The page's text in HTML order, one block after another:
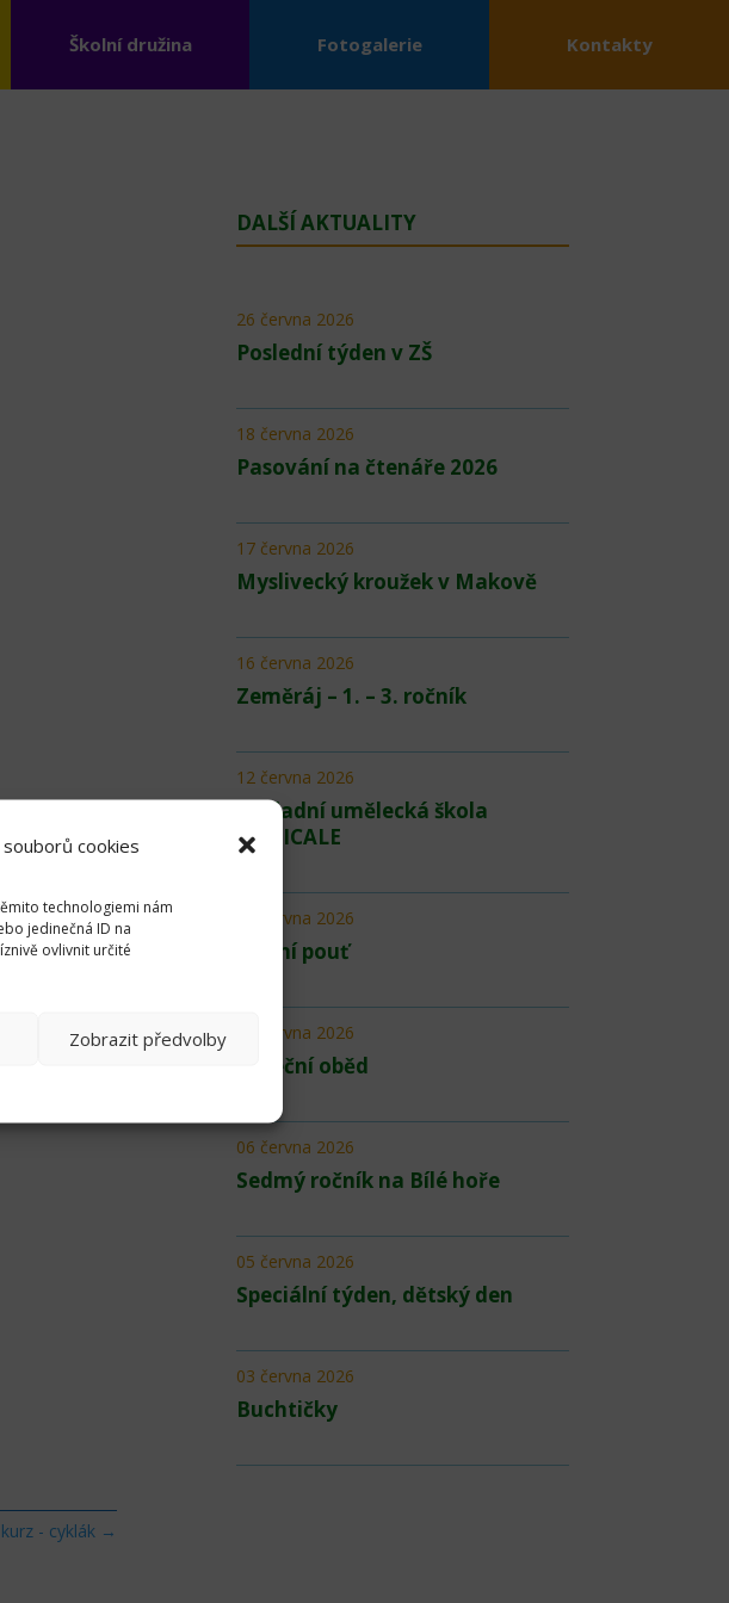
cookies
technologiemi nám
jedinečná ID na
ovlivnit určité
Zobrazit předvolby
Kontakty
Fotogalerie
Školní družina
- cyklák →
DALŠÍ AKTUALITY
Poslední týden v ZŠ
26 června 2026
Pasování na čtenáře 2026
18 června 2026
Myslivecký kroužek v Makově
17 června 2026
Zeměráj – 1. – 3. ročník
16 června 2026
Základní umělecká škola
MUSICALE
12 června 2026
Školní pouť
12 června 2026
Páteční oběd
06 června 2026
Sedmý ročník na Bílé hoře
06 června 2026
Speciální týden, dětský den
05 června 2026
Buchtičky
03 června 2026